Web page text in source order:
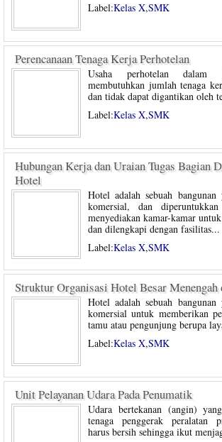
Label:Kelas X,SMK
Perencanaan Tenaga Kerja Perhotelan
Usaha perhotelan dalam
membutuhkan jumlah tenaga
dan tidak dapat digantikan oleh
Label:Kelas X,SMK
Hubungan Kerja dan Uraian Tugas Bagian
Hotel
Hotel adalah sebuah
komersial, dan
menyediakan kamar-kamar
dan dilengkapi dengan fasilitas...
Label:Kelas X,SMK
Struktur Organisasi Hotel Besar
Hotel adalah sebuah
komersial untuk memberikan
tamu atau pengunjung berupa
Label:Kelas X,SMK
Unit Pelayanan Udara Pada Penumatik
Udara bertekanan (angin)
tenaga penggerak peralatan
harus bersih sehingga ikut